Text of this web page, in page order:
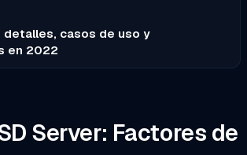
detalles, casos de uso y
en 2022
Server: Factores de